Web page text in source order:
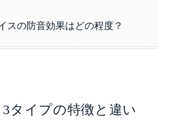
スの防音効果はどの程度？
タイプの特徴と違い